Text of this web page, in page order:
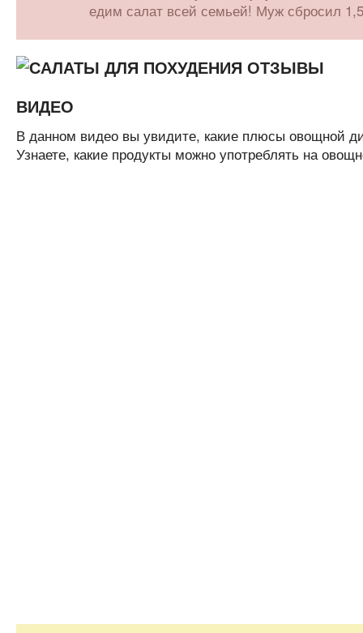
едим салат всей семьей! Муж сбросил 1,5
ВИДЕО
В данном видео вы увидите, какие плюсы овощной
Узнаете, какие продукты можно употреблять на